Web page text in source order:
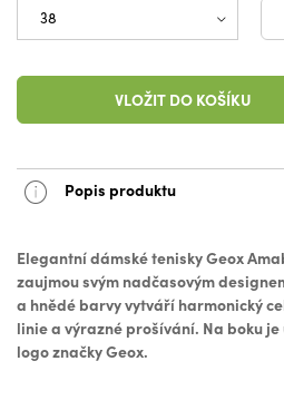
VLOŽIT DO KOŠÍKU
Popis produktu
Elegantní dámské tenisky Geox
zaujmou svým nadčasovým
a hnědé barvy vytváří harmonický
linie a výrazné prošívání. Na boku
logo značky Geox.